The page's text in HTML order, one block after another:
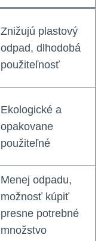
Znižujú plastový
odpad, dlhodobá
použiteľnosť
Ekologické a
opakovane
použiteľné
Menej odpadu,
možnosť kúpiť
presne potrebné
množstvo